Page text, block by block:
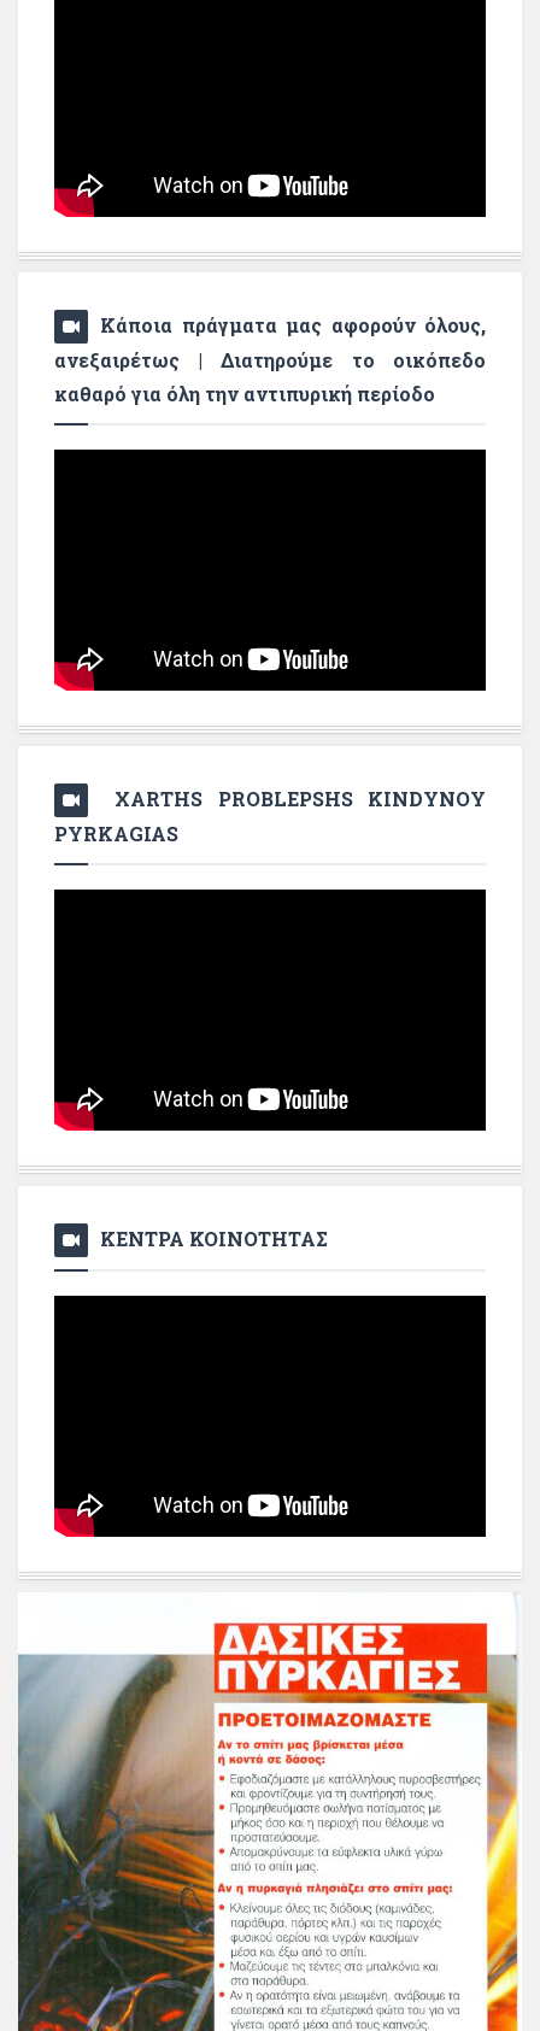
Κάποια πράγματα μας αφορούν όλους,
ανεξαιρέτως | Διατηρούμε το οικόπεδο
καθαρό για όλη την αντιπυρική περίοδο
XARTHS PROBLEPSHS KINDYNOY
PYRKAGIAS
ΚΕΝΤΡΑ ΚΟΙΝΟΤΗΤΑΣ